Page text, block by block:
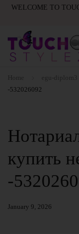
WELCOME TO
Home egu-diplom3
-532026092
купить
-
January 9, 2026